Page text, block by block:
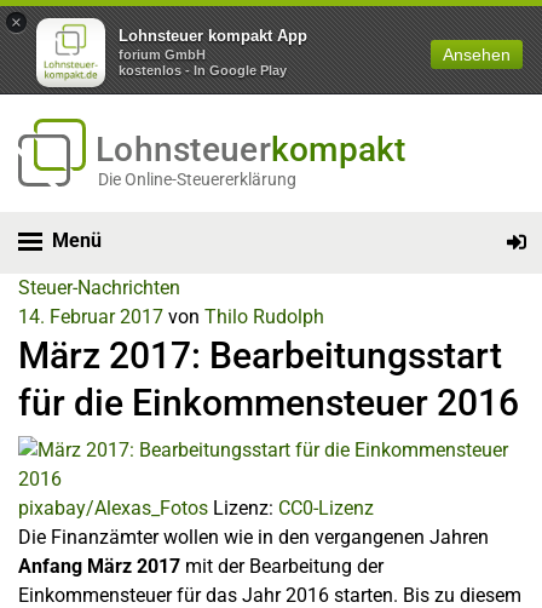
×
Lohnsteuer kompakt App
forium GmbH
kostenlos - In Google Play
Ansehen
Lohnsteuerkompakt
Die Online-Steuererklärung
Menü
Steuer-Nachrichten
14. Februar 2017 von Thilo Rudolph
März 2017: Bearbeitungsstart
für die Einkommensteuer 2016
pixabay/Alexas_Fotos Lizenz: CC0-Lizenz
Die Finanzämter wollen wie in den vergangenen Jahren
Anfang März 2017 mit der Bearbeitung der
Einkommensteuer für das Jahr 2016 starten. Bis zu diesem